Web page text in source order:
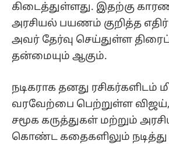
கிடைத்துள்ளது. இதற்கு
அரசியல் பயணம் குறித்த
அவர் தேர்வு செய்துள்ள
தன்மையும் ஆகும்.
நடிகராக தனது ரசிகர்களிடம்
வரவேற்பை பெற்றுள்ள
சமூக கருத்துகள் மற்றும்
கொண்ட கதைகளிலும் நடித்து